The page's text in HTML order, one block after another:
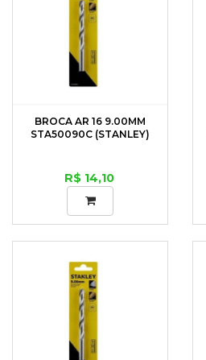
BROCA AR 16 9.00MM
STA50090C (STANLEY)
R$ 14,10